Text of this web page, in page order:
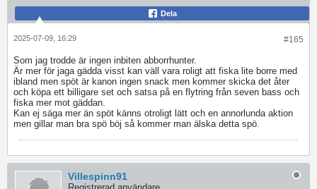
Dela
#165
2025-07-09, 16:29
Som jag trodde är ingen inbiten abborrhunter.
Är mer för jaga gädda visst kan väll vara roligt att fiska lite borre med
ibland men spöt är kanon ingen snack men kommer skicka det åter
och köpa ett billigare set och satsa på en flytring från seven bass och
fiska mer mot gäddan.
Kan ej säga mer än spöt känns otroligt lätt och en annorlunda aktion
men gillar man bra spö böj så kommer man älska detta spö.
Villespinn91